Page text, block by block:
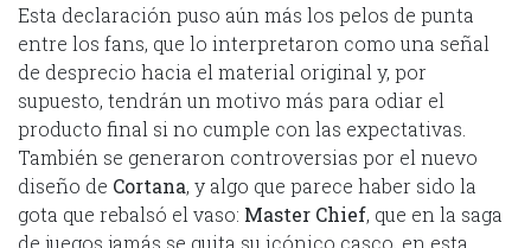
Esta declaración puso aún más los pelos de punta
entre los fans, que lo interpretaron como una señal
de desprecio hacia el material original y, por
supuesto, tendrán un motivo más para odiar el
producto final si no cumple con las expectativas.
También se generaron controversias por el nuevo
diseño de Cortana, y algo que parece haber sido la
gota que rebalsó el vaso: Master Chief, que en la saga
de juegos jamás se quita su icónico casco, en esta